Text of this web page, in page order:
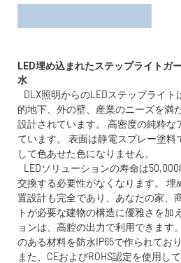
LED埋め込まれたステップライトガ
DLX照明からのLEDステップライ
的地下、外の壁、産業のニーズを満
設計されています。 高密度の純粋な
ています。 表面は静電スプレー塗料
して色あせた色になりません。
LEDソリューションの寿命は
交換する必要性がなくなります。 埋
置設計も完全であり、あなたの家、
トが必要な建物の構造に優雅さを加
ョンは、高腔の出力で利用できます
のある材料を防水IP65で作られてお
また、CEおよびROHS認定を使用して